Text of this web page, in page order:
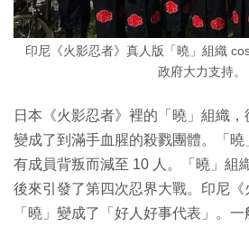
印尼《火影忍者》真人版「曉」組織
政府大力支持。
日本《火影忍者》裡的「曉」組織
變成了到滿手血腥的殺戮團體。「
有成員背叛而減至 10 人。「曉」組
後來引發了第四次忍界大戰。印尼《
「曉」變成了「好人好事代表」。